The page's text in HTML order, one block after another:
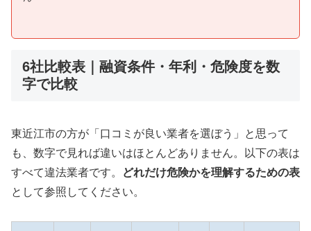
6社比較表｜融資条件・年利・危険度を数
字で比較
東近江市の方が「口コミが良い業者を選ぼう」と思って
も、数字で見れば違いはほとんどありません。以下の表は
すべて違法業者です。
どれだけ危険かを理解するための表
として参照してください。